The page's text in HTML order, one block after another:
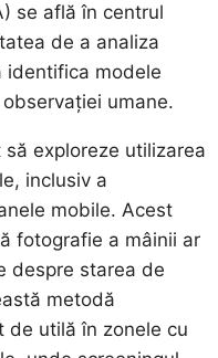
se află în centrul
de a analiza
identifica modele
umane.
exploreze utilizarea
inclusiv a
mobile. Acest
fotografie a mâinii ar
despre starea de
metodă
de utilă în zonele cu